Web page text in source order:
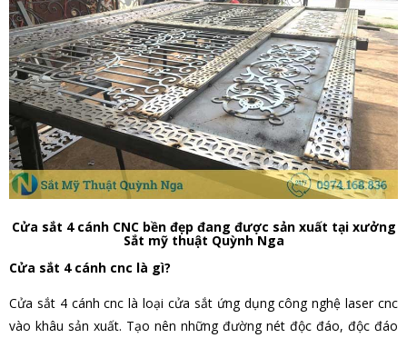
Cửa sắt 4 cánh CNC bền đẹp đang được sản xuất tại xưởng
Sắt mỹ thuật Quỳnh Nga
Cửa sắt 4 cánh cnc là gì?
Cửa sắt 4 cánh cnc là loại cửa sắt ứng dụng công nghệ laser cnc
vào khâu sản xuất. Tạo nên những đường nét độc đáo, độc đáo